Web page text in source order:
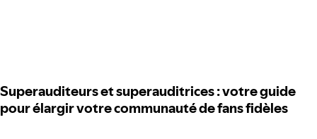
Superauditeurs et superauditrices : votre guide
pour élargir votre communauté de fans fidèles